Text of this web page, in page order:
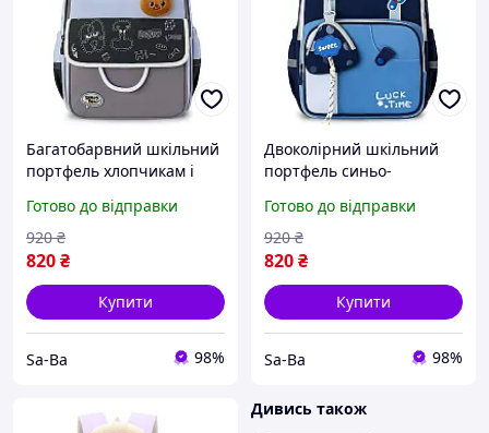
Багатобарвний шкільний
портфель хлопчикам і
графітовий з плюшевим
ведмедиком-значком
текстовими принтами
Готово до відправки
820₴
920 ₴
Купити
Sa-Ba 98%
Двоколірний шкільний
портфель синьо-
хлопчикам і дівчаткам
початкових класів із
маленьким брелоком-
гаманцем
Готово до відправки
820₴
920 ₴
Купити
Sa-Ba 98%
Дивись також